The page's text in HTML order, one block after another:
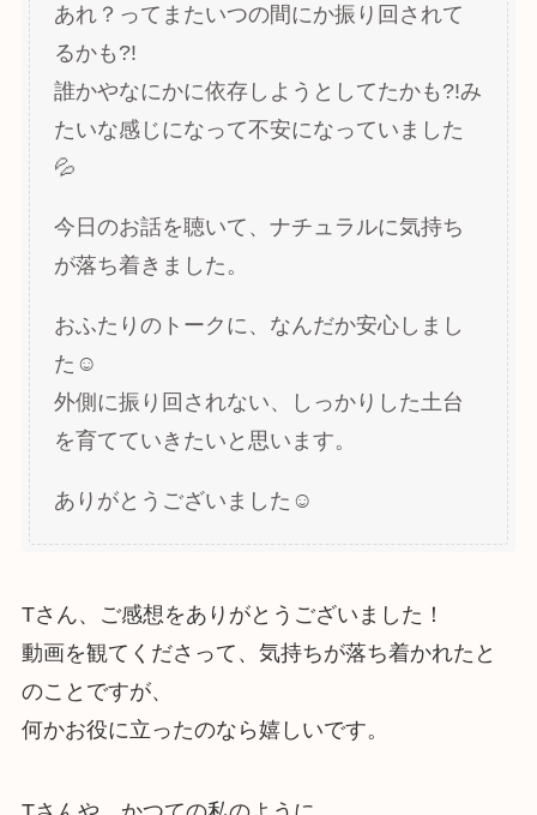
あれ？ってまたいつの間にか振り回されて
るかも?!
誰かやなにかに依存しようとしてたかも?!み
たいな感じになって不安になっていました
💦
今日のお話を聴いて、ナチュラルに気持ち
が落ち着きました。
おふたりのトークに、なんだか安心しまし
た☺️
外側に振り回されない、しっかりした土台
を育てていきたいと思います。
ありがとうございました☺️
Tさん、ご感想をありがとうございました！
動画を観てくださって、気持ちが落ち着かれたと
のことですが、
何かお役に立ったのなら嬉しいです。